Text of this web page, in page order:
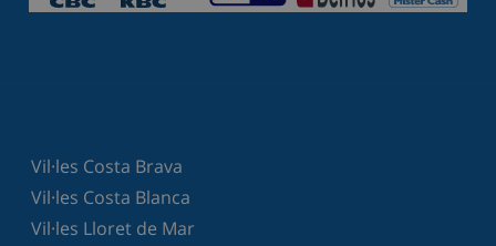
Vil·les Costa Brava
Vil·les Costa Blanca
Vil·les Lloret de Mar